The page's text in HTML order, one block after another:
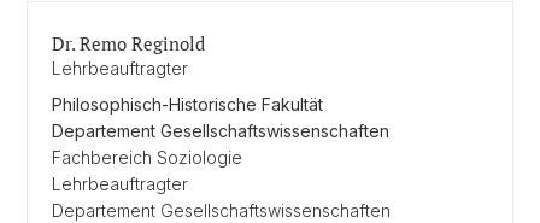
Dr. Remo Reginold
Lehrbeauftragter
Philosophisch-Historische Fakultät
Departement Gesellschaftswissenschaften
Fachbereich Soziologie
Lehrbeauftragter
Departement Gesellschaftswissenschaften